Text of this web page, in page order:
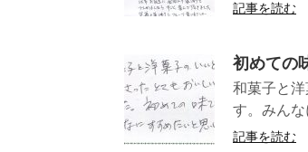
記事を読む
初めての
和菓子と
す。
記事を読む